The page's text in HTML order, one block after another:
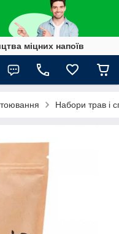
міцних напоїв
Набори трав і